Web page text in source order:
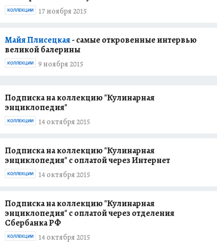
17 ноября 2015
КОЛЛЕКЦИИ
Майя Плисецкая- самые откровенные интервью
великой балерины
9 ноября 2015
КОЛЛЕКЦИИ
Подписка на коллекцию "Кулинарная
энциклопедия"
14 октября 2015
КОЛЛЕКЦИИ
Подписка на коллекцию "Кулинарная
энциклопедия" с оплатой через Интернет
14 октября 2015
КОЛЛЕКЦИИ
Подписка на коллекцию "Кулинарная
энциклопедия" с оплатой через отделения
Сбербанка РФ
14 октября 2015
КОЛЛЕКЦИИ